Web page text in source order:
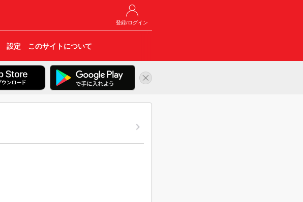
登録/ログイン
設定 このサイトについて